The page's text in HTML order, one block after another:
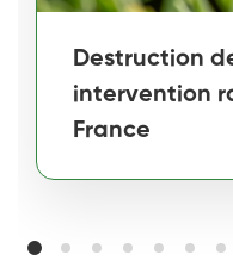
Destruction
intervention
France